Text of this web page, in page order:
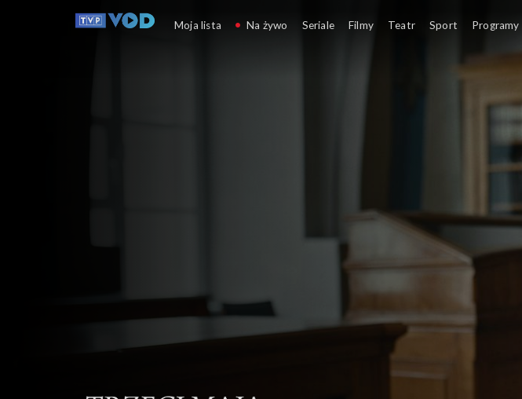
Moja lista Na żywo Seriale Filmy Teatr Sport Programy